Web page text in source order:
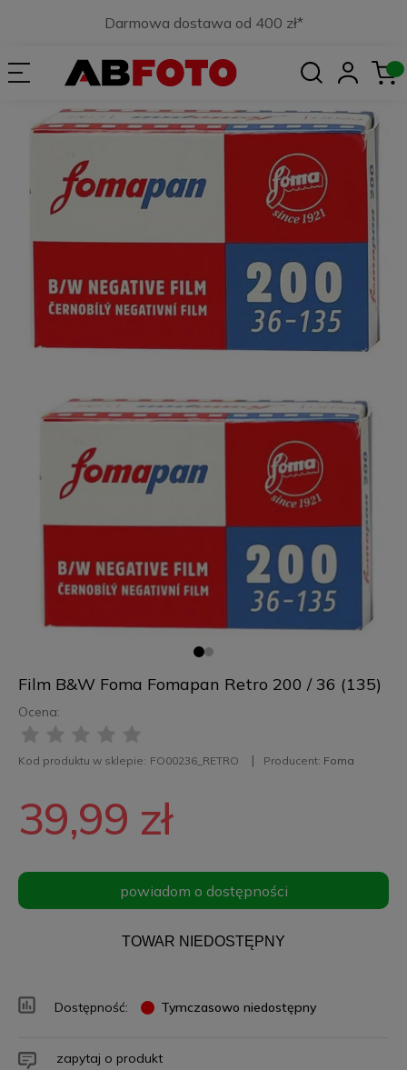
Darmowa dostawa od 400 zł*
Film B&W Foma Fomapan Retro 200 / 36 (135)
Ocena:
Kod produktu w sklepie: FO00236_RETRO Producent: Foma
39,99 zł
powiadom o dostępności
TOWAR NIEDOSTĘPNY
Dostępność: Tymczasowo niedostępny
zapytaj o produkt